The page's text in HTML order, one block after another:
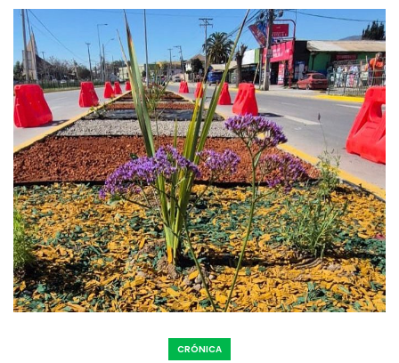
CRÓNICA